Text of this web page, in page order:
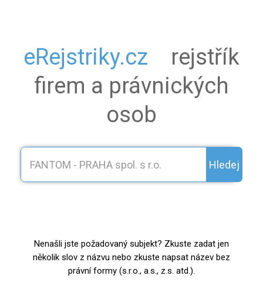
eRejstriky.cz
rejstřík
firem a právnických
osob
Hledej
Nenašli jste požadovaný subjekt? Zkuste zadat jen
několik slov z názvu nebo zkuste napsat název bez
právní formy (s.r.o., a.s., z.s. atd.).